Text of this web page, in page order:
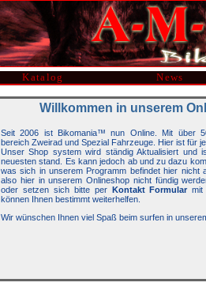
Katalog News
Willkommen in unserem
Seit 2006 ist Bikomania™ nun Online. Mit über
bereich Zweirad und Spezial Fahrzeuge. Hier ist für
Unser Shop system wird ständig Aktualisiert und
neuesten stand. Es kann jedoch ab und zu dazu
was sich in unserem Programm befindet hier nicht
also hier in unserem Onlineshop nicht fündig
oder setzen sich bitte per Kontakt Formularmit
können Ihnen bestimmt weiterhelfen.
Wir wünschen Ihnen viel Spaß beim surfen in